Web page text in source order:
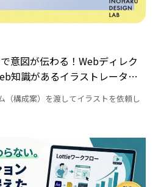
意図が伝わる！Webディレク
知識があるイラストレータ
（構成案）を渡してイラストを依頼し